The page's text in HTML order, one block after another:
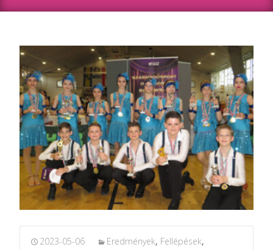
2023-05-06 Eredmények, Fellépések,